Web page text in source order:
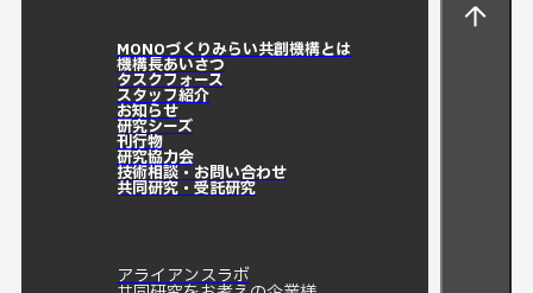
MONOづくりみらい共創機構とは
機構長あいさつ
タスクフォース
スタッフ紹介
お知らせ
研究シーズ
刊行物
研究協力会
技術相談・お問い合わせ
共同研究・受託研究
アライアンスラボ